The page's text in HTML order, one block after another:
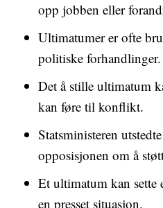
opp jobben eller
Ultimatumer er ofte
politiske forhandlinger.
Det å stille ultimatum
kan føre til konflikt.
Statsministeren
opposisjonen om å
Et ultimatum kan
en presset situasjon.